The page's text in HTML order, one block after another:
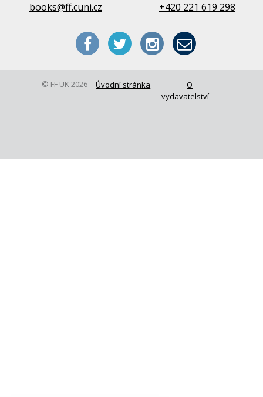
books@ff.cuni.cz +420 221 619 298
© FF UK 2026 Úvodní stránka
O
vydavatelství